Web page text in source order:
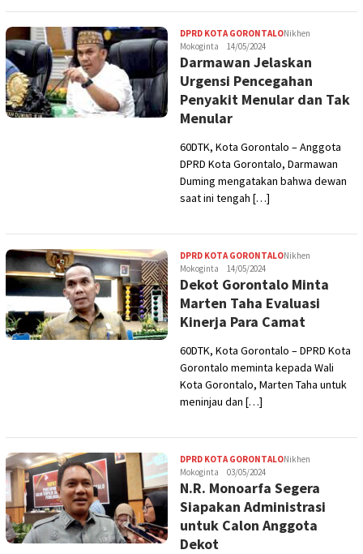
DPRD KOTA GORONTALONikhen
Mokoginta
14/05/2024
Darmawan Jelaskan
Urgensi Pencegahan
Penyakit Menular dan Tak
Menular
60DTK, Kota Gorontalo – Anggota
DPRD Kota Gorontalo, Darmawan
Duming mengatakan bahwa dewan
saat ini tengah […]
DPRD KOTA GORONTALONikhen
Mokoginta
14/05/2024
Dekot Gorontalo Minta
Marten Taha Evaluasi
Kinerja Para Camat
60DTK, Kota Gorontalo – DPRD Kota
Gorontalo meminta kepada Wali
Kota Gorontalo, Marten Taha untuk
meninjau dan […]
DPRD KOTA GORONTALONikhen
Mokoginta
03/05/2024
N.R. Monoarfa Segera
Siapakan Administrasi
untuk Calon Anggota
Dekot